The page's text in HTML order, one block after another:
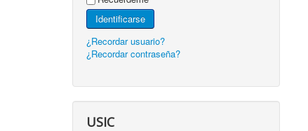
Identificarse
¿Recordar usuario?
¿Recordar contraseña?
USIC